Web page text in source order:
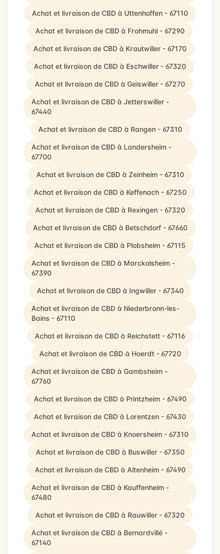
Achat et livraison de CBD à Uttenhoffen - 67110
Achat et livraison de CBD à Frohmuhl - 67290
Achat et livraison de CBD à Krautwiller - 67170
Achat et livraison de CBD à Eschwiller - 67320
Achat et livraison de CBD à Geiswiller - 67270
Achat et livraison de CBD à Jetterswiller -
67440
Achat et livraison de CBD à Rangen - 67310
Achat et livraison de CBD à Landersheim -
67700
Achat et livraison de CBD à Zeinheim - 67310
Achat et livraison de CBD à Keffenach - 67250
Achat et livraison de CBD à Rexingen - 67320
Achat et livraison de CBD à Betschdorf - 67660
Achat et livraison de CBD à Plobsheim - 67115
Achat et livraison de CBD à Marckolsheim -
67390
Achat et livraison de CBD à Ingwiller - 67340
Achat et livraison de CBD à Niederbronn-les-
Bains - 67110
Achat et livraison de CBD à Reichstett - 67116
Achat et livraison de CBD à Hoerdt - 67720
Achat et livraison de CBD à Gambsheim -
67760
Achat et livraison de CBD à Printzheim - 67490
Achat et livraison de CBD à Lorentzen - 67430
Achat et livraison de CBD à Knoersheim - 67310
Achat et livraison de CBD à Buswiller - 67350
Achat et livraison de CBD à Altenheim - 67490
Achat et livraison de CBD à Kauffenheim -
67480
Achat et livraison de CBD à Rauwiller - 67320
Achat et livraison de CBD à Bernardvillé -
67140